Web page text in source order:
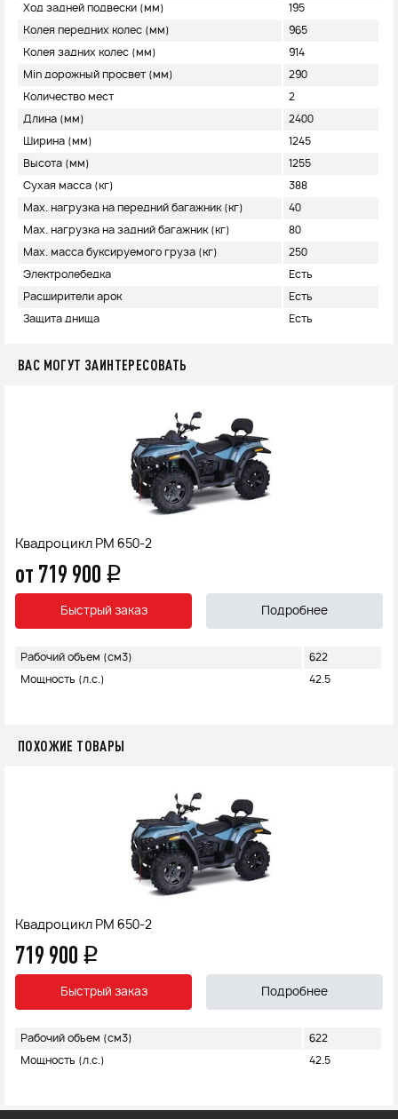
Ход задней подвески (мм) 195
Колея передних колес (мм) 965
Колея задних колес (мм) 914
Min дорожный просвет (мм) 290
Количество мест 2
Длина (мм) 2400
Ширина (мм) 1245
Высота (мм) 1255
Сухая масса (кг) 388
Max. нагрузка на передний багажник (кг) 40
Max. нагрузка на задний багажник (кг) 80
Max. масса буксируемого груза (кг) 250
Электролебедка Есть
Расширители арок Есть
Защита днища Есть
ВАС МОГУТ ЗАИНТЕРЕСОВАТЬ
Квадроцикл РМ 650-2
от 719 900 q
Быстрый заказ Подробнее
Рабочий объем (см3) 622
Мощность (л.с.) 42.5
ПОХОЖИЕ ТОВАРЫ
Квадроцикл РМ 650-2
719 900 q
Быстрый заказ Подробнее
Рабочий объем (см3) 622
Мощность (л.с.) 42.5